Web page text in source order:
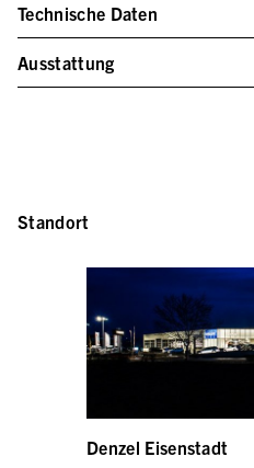
Technische Daten
Ausstattung
Standort
Denzel Eisenstadt